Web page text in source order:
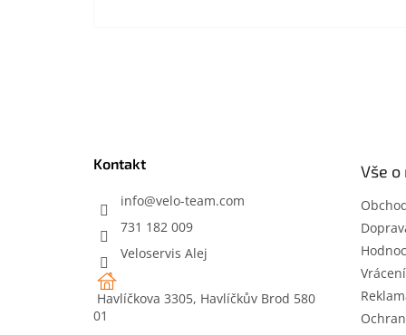
Kontakt
info@velo-team.com
731 182 009
Veloservis Alej
Havlíčkova 3305, Havlíčkův Brod 580
01
Vše o